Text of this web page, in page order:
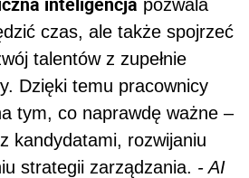
pozwala
czas, ale także spojrzeć
talentów z zupełnie
Dzięki temu pracownicy
tym, co naprawdę ważne –
kandydatami, rozwijaniu
strategii zarządzania. - AI